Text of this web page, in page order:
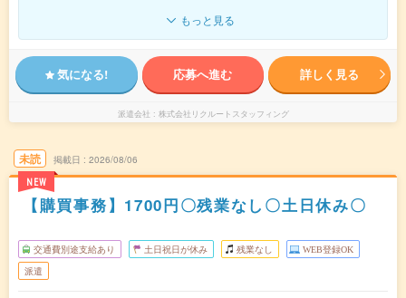
もっと見る
気になる! 応募へ進む 詳しく見る
派遣会社 株式会社リクルートスタッフィング
未読
NEW
掲載日 2026/08/06
【購買事務】1700円〇残業なし〇土日休み〇
交通費別途支給あり 土日祝日が休み 残業なし WEB登録OK
派遣